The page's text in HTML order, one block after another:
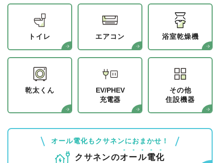
トイレ エアコン 浴室乾燥機
乾太くん
EV/PHEV
充電器
その他
住設機器
オール電化もクサネンにおまかせ！
クサネンのオール電化